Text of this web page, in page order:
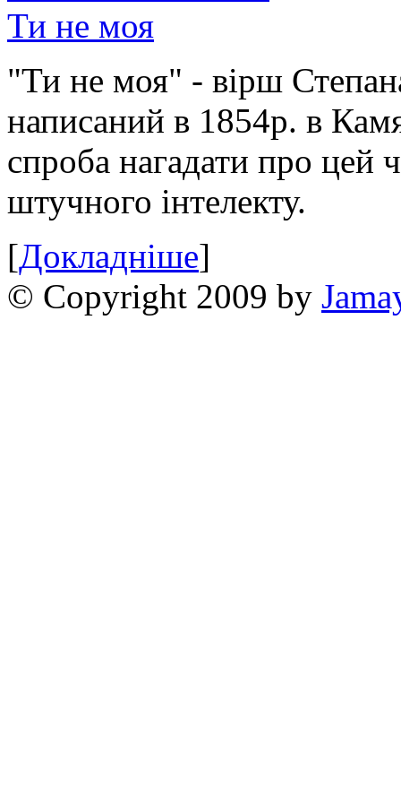
Ти не моя
"Ти не моя" - вірш
написаний в 1854р. в
спроба нагадати про цей
штучного інтелекту.
[Докладніше]
© Copyright 2009 by